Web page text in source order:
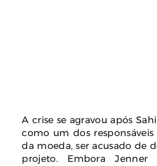
A crise se agravou após
como um dos
da moeda, ser acusado de
projeto. Embora Jenner